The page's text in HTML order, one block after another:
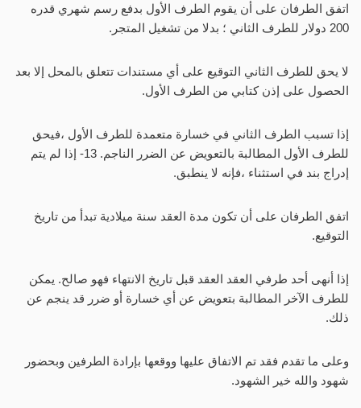
اتفق الطرفان على أن يقوم الطرف الأول بدفع رسم شهري قدره
200 دولار للطرف الثاني ؛ بدلا من تشغيل المتجر.
لا يحق للطرف الثاني التوقيع على أي مستندات تتعلق بالمحل إلا بعد
الحصول على إذن كتابي من الطرف الأول.
إذا تسبب الطرف الثاني في خسارة متعمدة للطرف الأول ،فيحق
للطرف الأول المطالبة بالتعويض عن الضرر الناجم. 13- إذا لم يتم
إدراج بند في استثناء ،فإنه لا ينطبق.
اتفق الطرفان على أن تكون مدة العقد سنة ميلادية تبدأ من تاريخ
التوقيع.
إذا أنهى أحد طرفي العقد العقد قبل تاريخ الانتهاء فهو صالح. يمكن
للطرف الآخر المطالبة بتعويض عن أي خسارة أو ضرر قد ينجم عن
ذلك.
وعلى ما تقدم فقد تم الاتفاق عليها ووقعها بإرادة الطرفين وبحضور
شهود والله خير الشهود.